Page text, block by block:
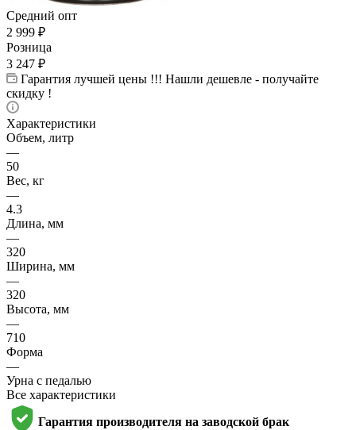
Средний опт
2 999 ₽
Розница
3 247 ₽
Гарантия лучшей цены !!! Нашли дешевле - получайте
скидку !
Характеристики
Объем, литр
—
50
Вес, кг
—
4.3
Длина, мм
—
320
Ширина, мм
—
320
Высота, мм
—
710
Форма
—
Урна с педалью
Все характеристики
Гарантия производителя на заводской брак